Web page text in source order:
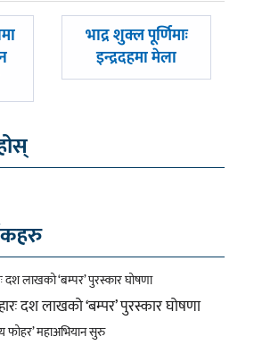
अघिल्लाे
भाद्र शुक्ल पूर्णिमाः
इन्द्रदहमा मेला
दश लाखको ‘बम्पर’ पुरस्कार घोषणा